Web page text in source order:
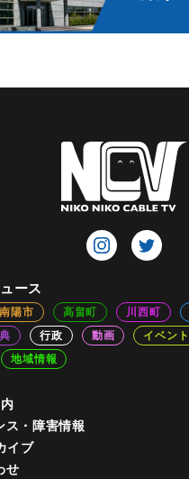
ース
南陽市 高畠町 川西町
行政 動画 イベント
地域情報
ス・障害情報
イブ
せ